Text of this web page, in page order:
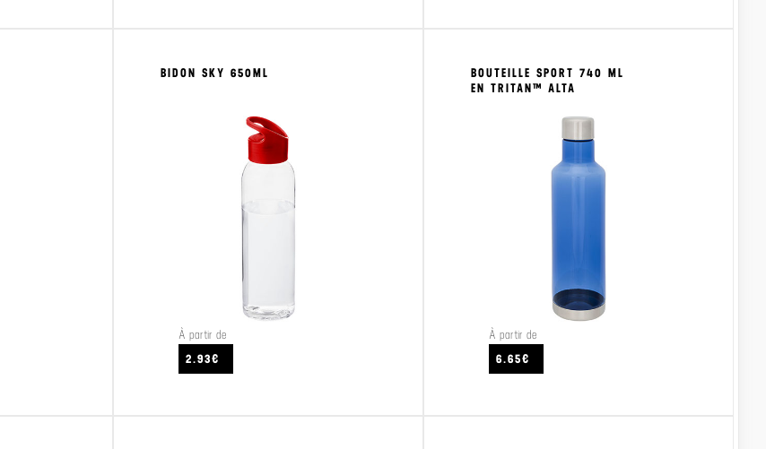
VOIR LE PRODUIT
BIDON SKY 650ML
À partir de
2.93€
VOIR LE PRODUIT
BOUTEILLE SPORT 740 ML
EN TRITAN™ ALTA
À partir de
6.65€